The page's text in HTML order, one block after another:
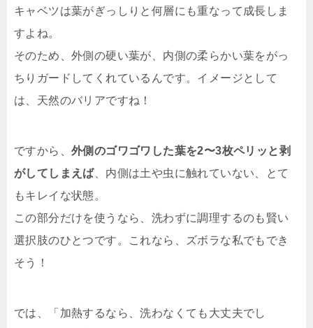
キャベツは葉がぎっしりと何層にも重なって成長しま
すよね。
そのため、外側の硬い葉が、内側の柔らかい葉をがっ
ちりガードしてくれているんです。イメージとして
は、天然のバリアですね！
ですから、 外側のゴワゴワした葉を2〜3枚ペリッと剥
がしてしまえば、内側は土や虫に触れていない、とて
もキレイな状態。
この部分だけを使うなら、洗わずに調理するのも賢い
選択肢のひとつです。これなら、ズボラな私でもでき
そう！
では、「加熱するなら、洗わなくても大丈夫でし